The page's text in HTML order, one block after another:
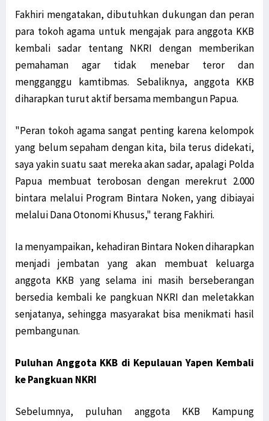
Fakhiri mengatakan, dibutuhkan dukungan dan peran
para tokoh agama untuk mengajak para anggota KKB
kembali sadar tentang NKRI dengan memberikan
pemahaman agar tidak menebar teror dan
mengganggu kamtibmas. Sebaliknya, anggota KKB
diharapkan turut aktif bersama membangun Papua.
"Peran tokoh agama sangat penting karena kelompok
yang belum sepaham dengan kita, bila terus didekati,
saya yakin suatu saat mereka akan sadar, apalagi Polda
Papua membuat terobosan dengan merekrut 2.000
bintara melalui Program Bintara Noken, yang dibiayai
melalui Dana Otonomi Khusus," terang Fakhiri.
Ia menyampaikan, kehadiran Bintara Noken diharapkan
menjadi jembatan yang akan membuat keluarga
anggota KKB yang selama ini masih berseberangan
bersedia kembali ke pangkuan NKRI dan meletakkan
senjatanya, sehingga masyarakat bisa menikmati hasil
pembangunan.
Puluhan Anggota KKB di Kepulauan Yapen Kembali
ke Pangkuan NKRI
Sebelumnya, puluhan anggota KKB Kampung